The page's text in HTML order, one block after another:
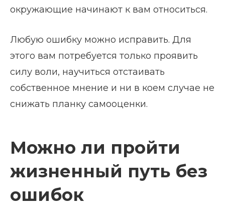
окружающие начинают к вам относиться.
Любую ошибку можно исправить. Для
этого вам потребуется только проявить
силу воли, научиться отстаивать
собственное мнение и ни в коем случае не
снижать планку самооценки.
Можно ли пройти
жизненный путь без
ошибок